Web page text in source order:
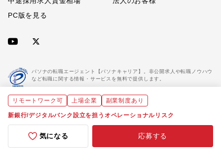
PC版を見る
パソナの転職エージェント【パソナキャリア】。非公開求人や転職ノウハウ
など転職に関する情報・サービスを無料で提供します。
「パソナキャリア」は職業紹介優良事業者に認定されています。
リモートワーク可 上場企業 副業制度あり
新銀行/デジタルバンク設立を担うオペレーショナルリスク
気になる 応募する